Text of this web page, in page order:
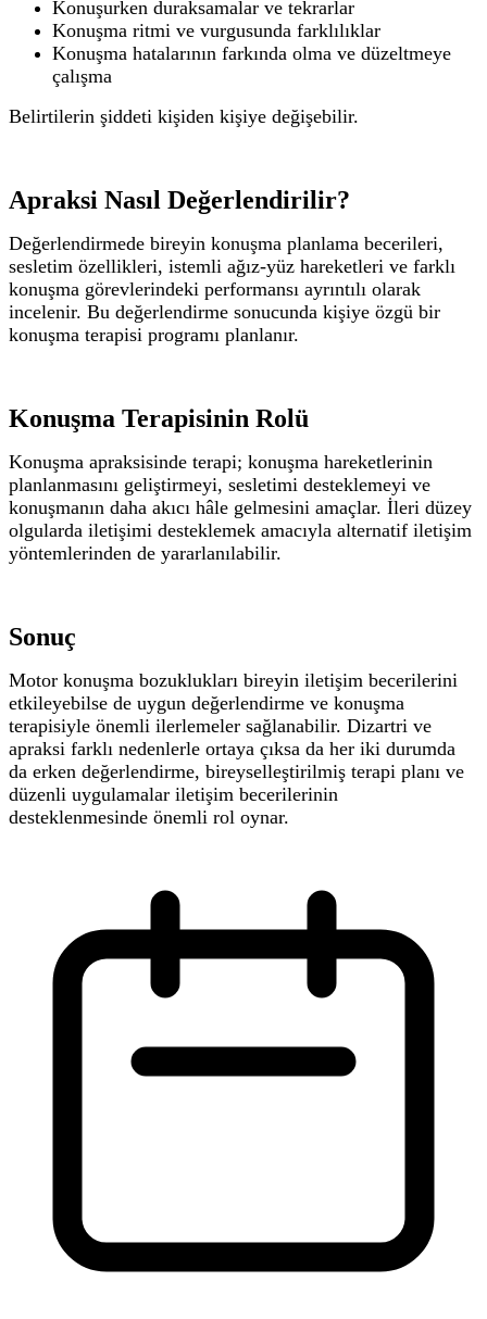
Konuşurken duraksamalar ve tekrarlar
Konuşma ritmi ve vurgusunda farklılıklar
Konuşma hatalarının farkında olma ve düzeltmeye
çalışma
Belirtilerin şiddeti kişiden kişiye değişebilir.
Apraksi Nasıl Değerlendirilir?
Değerlendirmede bireyin konuşma planlama becerileri,
sesletim özellikleri, istemli ağız-yüz hareketleri ve farklı
konuşma görevlerindeki performansı ayrıntılı olarak
incelenir. Bu değerlendirme sonucunda kişiye özgü bir
konuşma terapisi programı planlanır.
Konuşma Terapisinin Rolü
Konuşma apraksisinde terapi; konuşma hareketlerinin
planlanmasını geliştirmeyi, sesletimi desteklemeyi ve
konuşmanın daha akıcı hâle gelmesini amaçlar. İleri düzey
olgularda iletişimi desteklemek amacıyla alternatif iletişim
yöntemlerinden de yararlanılabilir.
Sonuç
Motor konuşma bozuklukları bireyin iletişim becerilerini
etkileyebilse de uygun değerlendirme ve konuşma
terapisiyle önemli ilerlemeler sağlanabilir. Dizartri ve
apraksi farklı nedenlerle ortaya çıksa da her iki durumda
da erken değerlendirme, bireyselleştirilmiş terapi planı ve
düzenli uygulamalar iletişim becerilerinin
desteklenmesinde önemli rol oynar.